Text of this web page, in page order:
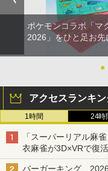
ポケモンコラボ「マ
2026」をひと足お
●
アクセスランキン
1時間 24時
「スーパーリアル麻
衣麻雀が3D×VRで復活
発売から2週間は20%
バーガーキング、